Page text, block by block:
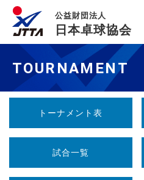
公益財団法人
日本卓球協会
TOURNAMENT
トーナメント表
試合一覧